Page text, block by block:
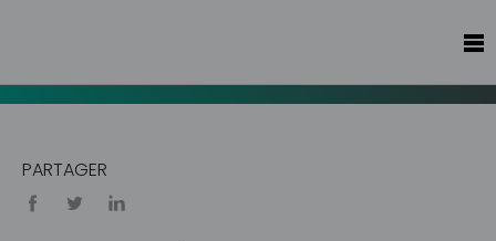
PARTAGER